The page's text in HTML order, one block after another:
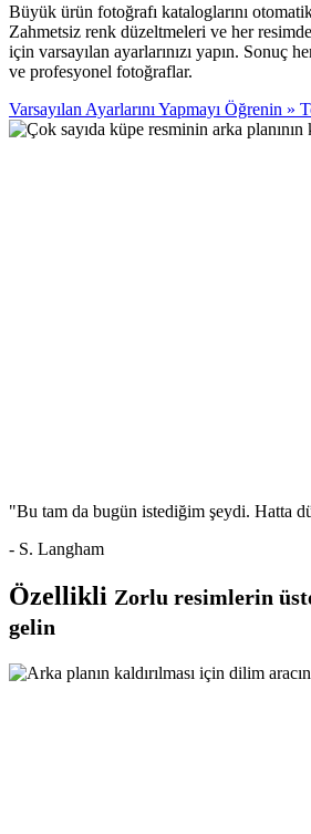
Büyük ürün fotoğrafı kataloglarını
Zahmetsiz renk düzeltmeleri ve her
için varsayılan ayarlarınızı yapın. Sonuç
ve profesyonel fotoğraflar.
Varsayılan Ayarlarını Yapmayı Öğrenin »
"Bu tam da bugün istediğim şeydi. Hatta
- S. Langham
Özellikli Zorlu resimlerin
gelin